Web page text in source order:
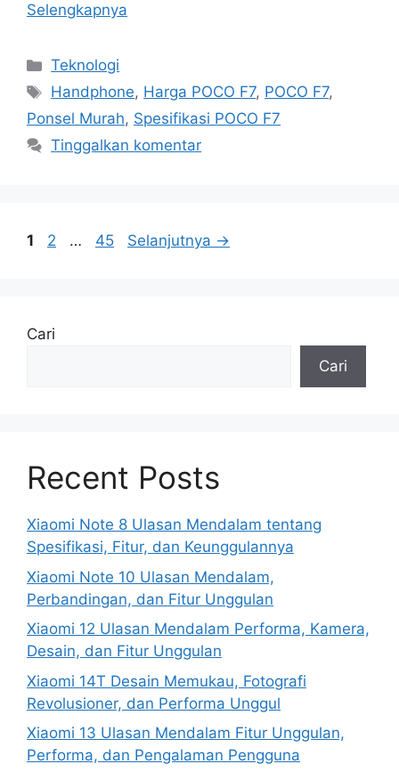
Selengkapnya
Kategori
Teknologi
Tag
Handphone, Harga POCO F7, POCO F7,
Ponsel Murah, Spesifikasi POCO F7
Tinggalkan komentar
Halaman
1 Halaman
2 … Halaman
45 Selanjutnya →
Cari
Cari
Recent Posts
Xiaomi Note 8 Ulasan Mendalam tentang
Spesifikasi, Fitur, dan Keunggulannya
Xiaomi Note 10 Ulasan Mendalam,
Perbandingan, dan Fitur Unggulan
Xiaomi 12 Ulasan Mendalam Performa, Kamera,
Desain, dan Fitur Unggulan
Xiaomi 14T Desain Memukau, Fotografi
Revolusioner, dan Performa Unggul
Xiaomi 13 Ulasan Mendalam Fitur Unggulan,
Performa, dan Pengalaman Pengguna